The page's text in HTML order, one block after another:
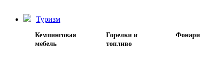
Туризм
Кемпинговая
мебель
Горелки и
топливо
Фонари